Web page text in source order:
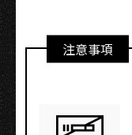
注意事項